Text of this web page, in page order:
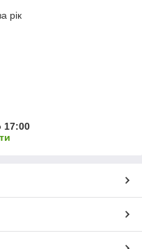
рік
17:00